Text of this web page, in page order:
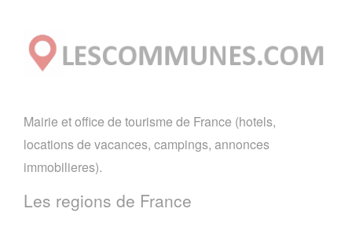
Mairie et office de tourisme de France (hotels,
locations de vacances, campings, annonces
immobilieres).
Les regions de France